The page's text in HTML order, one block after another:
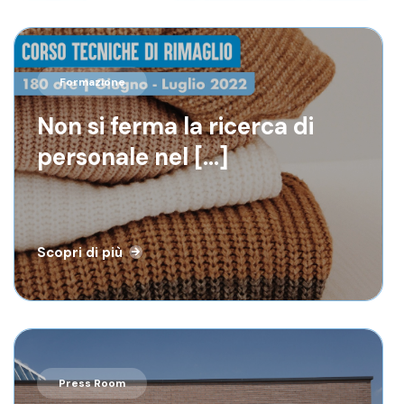
Formazione
Non si ferma la ricerca di
personale nel [...]
Scopri di più
Formazione
Non si ferma la ricerca di
personale nel [...]
Scopri di più
Press Room
Press Room